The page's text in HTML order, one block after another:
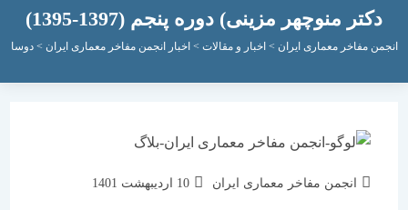
منوچهر مزینی) دوره پنجم (1397-1395)
مفاخر معماری ایران > اخبار و مقالات>اخبار انجمن مفاخر معماری ایران > دوسالانه کتاب
انجمن مفاخر معماری ایران
نوشته
10 اردیبهشت 1401